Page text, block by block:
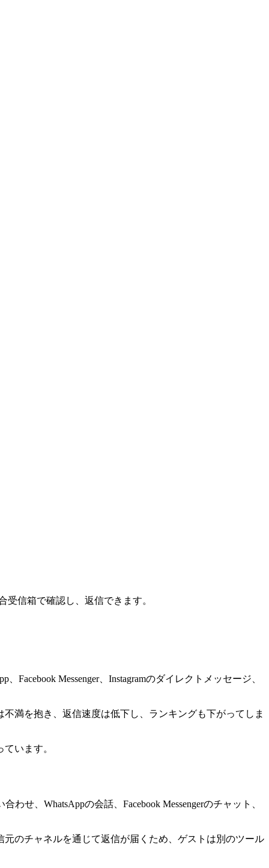
受信箱で確認し、返信できます。
Messenger、Instagramのダイレクトメッセージ、
満を抱き、返信速度は低下し、ランキングも下がってしま
います。
せ、WhatsAppの会話、Facebook Messengerのチャット、
のチャネルを通じて返信が届くため、ゲストは別のツール